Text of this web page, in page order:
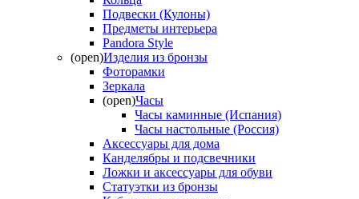
Подвески (Кулоны)
Предметы интерьера
Pandora Style
(open)Изделия из бронзы
Фоторамки
Зеркала
(open)Часы
Часы каминные (Испания)
Часы настольные (Россия)
Аксессуары для дома
Канделябры и подсвечники
Ложки и аксессуары для обуви
Статуэтки из бронзы